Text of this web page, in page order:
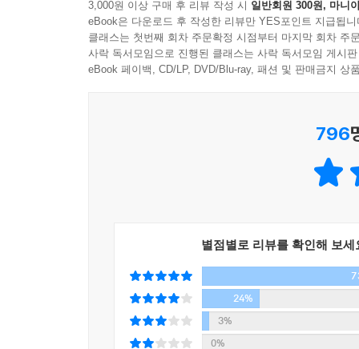
총 5장으로 구성된 『나미야 잡화점의 기적』은
이는 각각의 이야기와 등장인물을 하나의 연결 고
×× 시 외곽에 자리한 나미야 잡화점은 30여 년간
아동복지시설에서 함께 자란 친구 사이로 몇
생각했다가 하늘에서 툭 떨어진 듯한 이상한 편
각 장마다 고민 상담 편지를 보낸 이들의 애틋한
놀라운 기적이 일어나기 시작한다.
히가시노 게이고, 청년 백수의 언어로 기적과 감동
뚜렷한 계획 없이 하루하루를 살아가던 세 명의
현재를 살아가는 우리에게 시사하는 바가 매우 크
이야기의 중심축인 아쓰야, 고헤이, 쇼타는 당장
3,000원 이상 구매 후 리뷰 작성 시 일반회원 300원, 마니
eBook은 다운로드 후 작성한 리뷰만 YES포인트 지급됩니
클래스는 첫번째 회차 주문확정 시점부터 마지막 회차 주
사락 독서모임으로 진행된 클래스는 사락 독서모임 게시
eBook 페이백, CD/LP, DVD/Blu-ray, 패션 및 판매금지 상
796
별점별로 리뷰를 확인해 보세
24%
3%
0%